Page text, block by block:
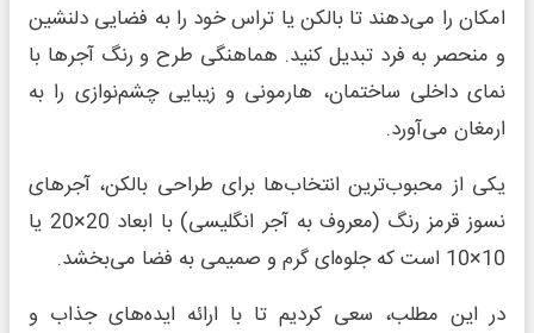
امکان را می‌دهند تا بالکن یا تراس خود را به فضایی دلنشین
و منحصر به فرد تبدیل کنید. هماهنگی طرح و رنگ آجرها با
نمای داخلی ساختمان، هارمونی و زیبایی چشم‌نوازی را به
ارمغان می‌آورد.
یکی از محبوب‌ترین انتخاب‌ها برای طراحی بالکن، آجرهای
نسوز قرمز رنگ (معروف به آجر انگلیسی) با ابعاد 20×20 یا
10×10 است که جلوه‌ای گرم و صمیمی به فضا می‌بخشد.
در این مطلب، سعی کردیم تا با ارائه ایده‌های جذاب و